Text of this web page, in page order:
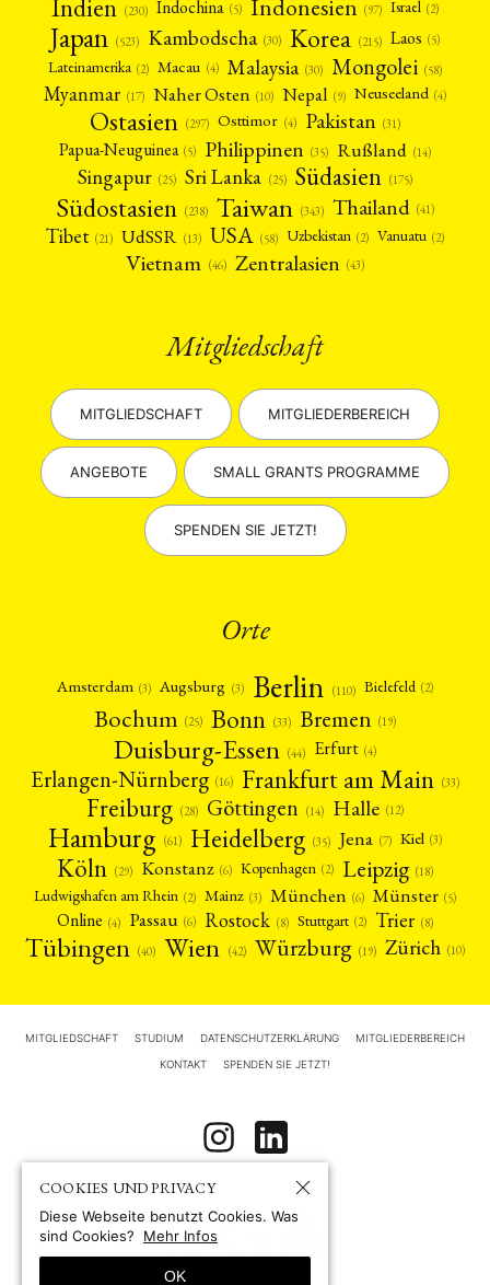
Indien (230) Indochina (5) Indonesien (97) Israel (2)
Japan (523) Kambodscha (30) Korea (215) Laos (5)
Lateinamerika (2) Macau (4) Malaysia (30) Mongolei (58)
Myanmar (17) Naher Osten (10) Nepal (9) Neuseeland (4)
Ostasien (297) Osttimor (4) Pakistan (31)
Papua-Neuguinea (5) Philippinen (35) Rußland (14)
Singapur (25) Sri Lanka (25) Südasien (175)
Südostasien (238) Taiwan (343) Thailand (41)
Tibet (21) UdSSR (13) USA (58) Uzbekistan (2) Vanuatu (2)
Vietnam (46) Zentralasien (43)
Mitgliedschaft
MITGLIEDSCHAFT MITGLIEDERBEREICH
ANGEBOTE SMALL GRANTS PROGRAMME
SPENDEN SIE JETZT!
Orte
Amsterdam (3) Augsburg (3) Berlin (110) Bielefeld (2)
Bochum (25) Bonn (33) Bremen (19)
Duisburg-Essen (44) Erfurt (4)
Erlangen-Nürnberg (16) Frankfurt am Main (33)
Freiburg (28) Göttingen (14) Halle (12)
Hamburg (61) Heidelberg (35) Jena (7) Kiel (3)
Köln (29) Konstanz (6) Kopenhagen (2) Leipzig (18)
Ludwigshafen am Rhein (2) Mainz (3) München (6) Münster (5)
Online (4) Passau (6) Rostock (8) Stuttgart (2) Trier (8)
Tübingen (40) Wien (42) Würzburg (19) Zürich (10)
MITGLIEDSCHAFT STUDIUM DATENSCHUTZERKLÄRUNG MITGLIEDERBEREICH
KONTAKT SPENDEN SIE JETZT!
COOKIES UND PRIVACY
Diese Webseite benutzt Cookies. Was
sind Cookies?
Mehr Infos
OK